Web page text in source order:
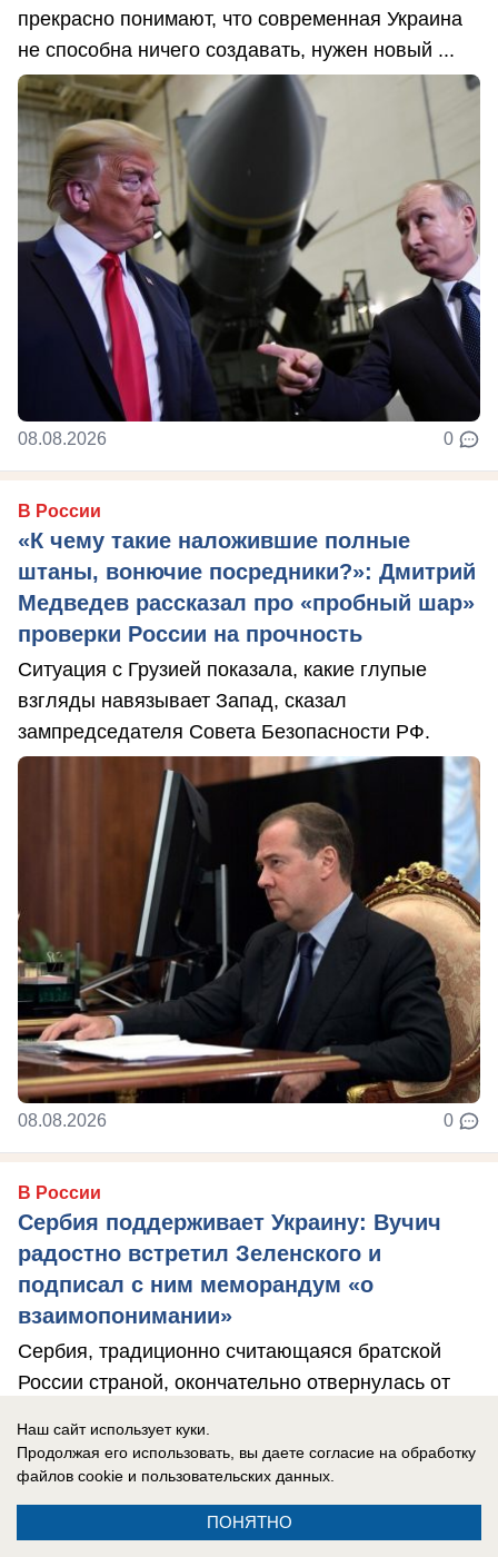
прекрасно понимают, что современная Украина
не способна ничего создавать, нужен новый ...
08.08.2026 0
В России
«К чему такие наложившие полные
штаны, вонючие посредники?»: Дмитрий
Медведев рассказал про «пробный шар»
проверки России на прочность
Ситуация с Грузией показала, какие глупые
взгляды навязывает Запад, сказал
зампредседателя Совета Безопасности РФ.
08.08.2026 0
В России
Сербия поддерживает Украину: Вучич
радостно встретил Зеленского и
подписал с ним меморандум «о
взаимопонимании»
Сербия, традиционно считающаяся братской
России страной, окончательно отвернулась от
Наш сайт использует куки.
Продолжая его использовать, вы даете согласие на обработку
файлов cookie и пользовательских данных.
ПОНЯТНО